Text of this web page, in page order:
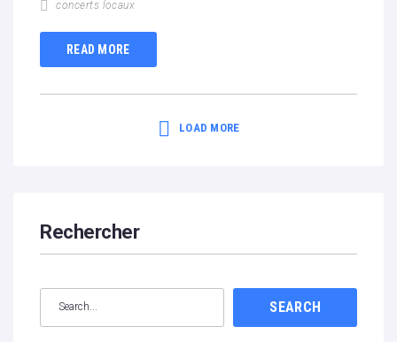
concerts locaux
READ MORE
LOAD MORE
Rechercher
SEARCH